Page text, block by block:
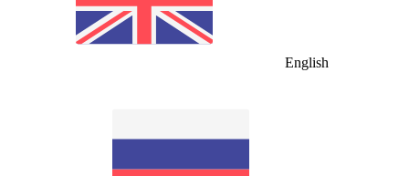
English